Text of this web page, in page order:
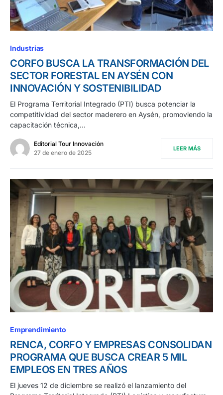
Industrias
CORFO BUSCA LA TRANSFORMACIÓN DEL
SECTOR FORESTAL EN AYSÉN CON
INNOVACIÓN Y SOSTENIBILIDAD
El Programa Territorial Integrado (PTI) busca potenciar la
competitividad del sector maderero en Aysén, promoviendo la
capacitación técnica,…
Editorial Tour Innovación
27 de enero de 2025
LEER MÁS
Emprendimiento
RENCA, CORFO Y EMPRESAS CONSOLIDAN
PROGRAMA QUE BUSCA CREAR 5 MIL
EMPLEOS EN TRES AÑOS
El jueves 12 de diciembre se realizó el lanzamiento del